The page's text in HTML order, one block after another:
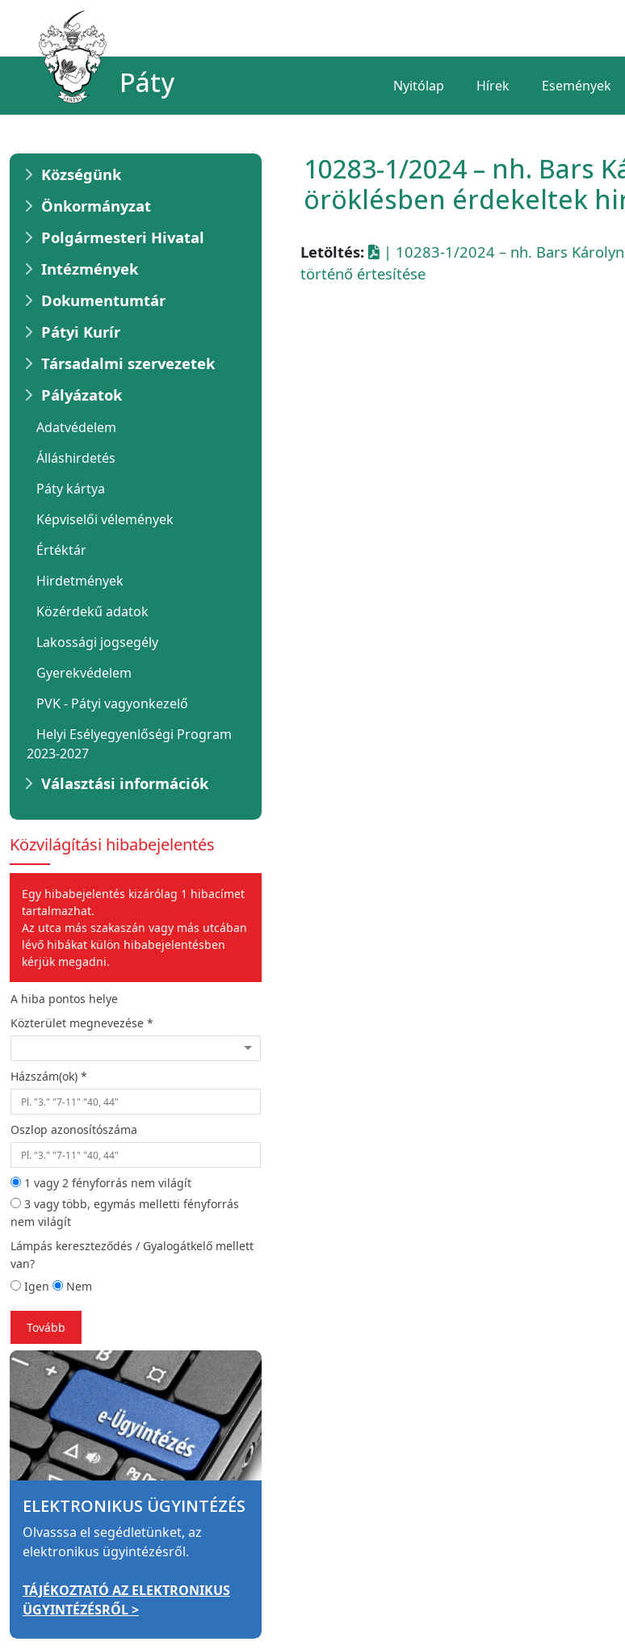
Páty Nyitólap Hírek Események
Községünk
Önkormányzat
Polgármesteri Hivatal
Intézmények
Dokumentumtár
Pátyi Kurír
Társadalmi szervezetek
Pályázatok
Adatvédelem
Álláshirdetés
Páty kártya
Képviselői vélemények
Értéktár
Hirdetmények
Közérdekű adatok
Lakossági jogsegély
Gyerekvédelem
PVK - Pátyi vagyonkezelő
Helyi Esélyegyenlőségi Program
2023-2027
Választási információk
Közvilágítási hibabejelentés
Egy hibabejelentés kizárólag 1 hibacímet
tartalmazhat.
Az utca más szakaszán vagy más utcában
lévő hibákat külön hibabejelentésben
kérjük megadni.
A hiba pontos helye
Közterület megnevezése *
Házszám(ok) *
Oszlop azonosítószáma
1 vagy 2 fényforrás nem világít
3 vagy több, egymás melletti fényforrás
nem világít
Lámpás kereszteződés / Gyalogátkelő mellett
van?
Igen
Nem
Tovább
ELEKTRONIKUS ÜGYINTÉZÉS
Olvasssa el segédletünket, az
elektronikus ügyintézésről.
TÁJÉKOZTATÓ AZ ELEKTRONIKUS
ÜGYINTÉZÉSRŐL >
10283-1/2024 – nh. Bars
öröklésben érdekeltek
Letöltés:
| 10283-1/2024 – nh. Bars
történő értesítése